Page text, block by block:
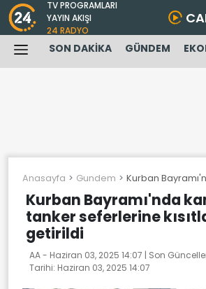
TV PROGRAMLARI
YAYIN AKIŞI
24 RADYO
SON DAKİKA GÜNDEM
Anasayfa Gundem Kurban
Kurban Bayramı'nda
tanker seferlerine
getirildi
AA - Haziran 03, 2025 14:07 | Son
Tarihi: Haziran 03, 2025 14:07